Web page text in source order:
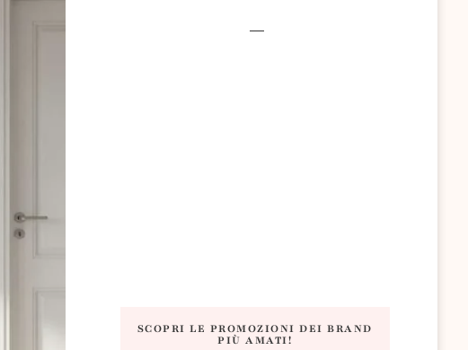
SCOPRI LE PROMOZIONI DEI BRAND
PIÙ AMATI!